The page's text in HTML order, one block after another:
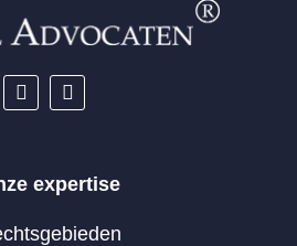
expertise